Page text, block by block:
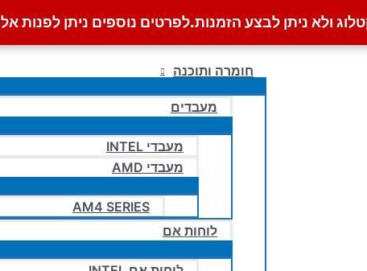
ולא ניתן לבצע הזמנות.לפרטים נוספים ניתן לפנות
חומרה ותוכנה
מעבדים
מעבדי INTEL
מעבדי AMD
AM4 SERIES
לוחות אם